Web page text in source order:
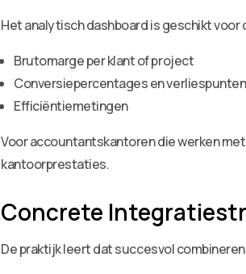
Het analytisch dashboard is geschikt
Brutomarge per klant of project
Conversiepercentages en verliespunten
Efficiëntiemetingen
Voor accountantskantoren die werken met
kantoorprestaties.
Concrete
De praktijk leert dat succesvol